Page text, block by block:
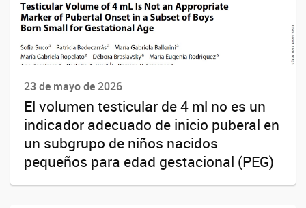
23 de mayo de 2026
El volumen testicular de 4 ml no es un
indicador adecuado de inicio puberal en
un subgrupo de niños nacidos
pequeños para edad gestacional (PEG)